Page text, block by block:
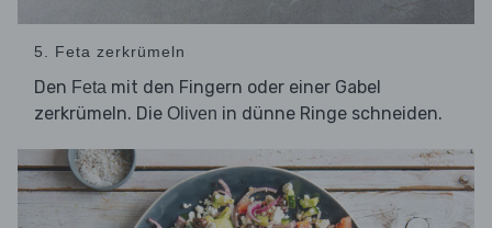
5. Feta zerkrümeln
Den Feta mit den Fingern oder einer Gabel
zerkrümeln. Die Oliven in dünne Ringe schneiden.